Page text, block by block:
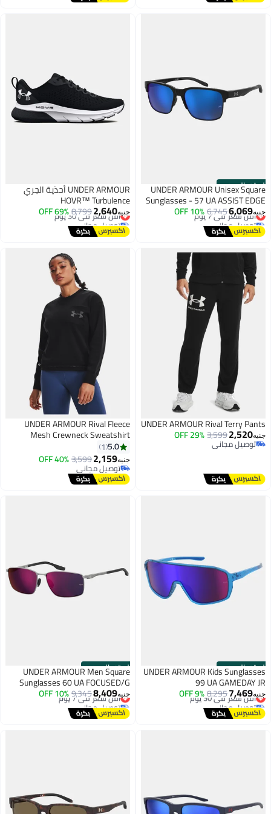
الستور الرسمي
UNDER ARMOUR Unisex Square
Sunglasses - 57 UA ASSIST EDGE
جنيه6,069
6,745
10% OFF أقل سعر في 7 يوم
توصيل مجاني
أقل سعر في 7 يوم
UNDER ARMOUR أحذية الجري
HOVR™ Turbulence
جنيه2,640
8,799
69% OFF أقل سعر في 30 يوم
توصيل مجاني
أقل سعر في 30 يوم
UNDER ARMOUR Rival Terry Pants
جنيه2,520
3,599
29% OFF
توصيل مجاني
توصيل مجاني
UNDER ARMOUR Rival Fleece
Mesh Crewneck Sweatshirt
5.0
1
جنيه2,159
3,599
40% OFF
توصيل مجاني
توصيل مجاني
الستور الرسميUNDER ARMOUR Kids Sunglasses
99 UA GAMEDAY JR
جنيه7,469
8,295
9% OFF أقل سعر في 30 يوم
توصيل مجاني
أقل سعر في 30 يوم
الستور الرسمي
UNDER ARMOUR Men Square
Sunglasses 60 UA FOCUSED/G
جنيه8,409
9,345
10% OFF أقل سعر في 7 يوم
توصيل مجاني
أقل سعر في 7 يوم